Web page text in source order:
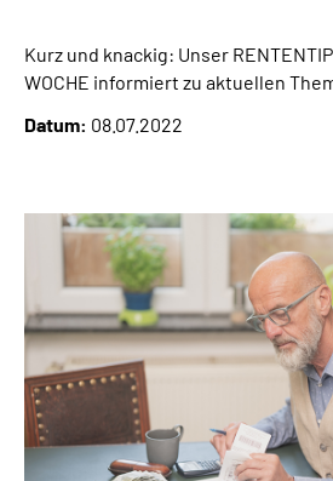
Leichte Sprache
Mein
Kurz und knackig: Unser
WOCHE informiert zu aktuellen
Datum: 08.07.2022